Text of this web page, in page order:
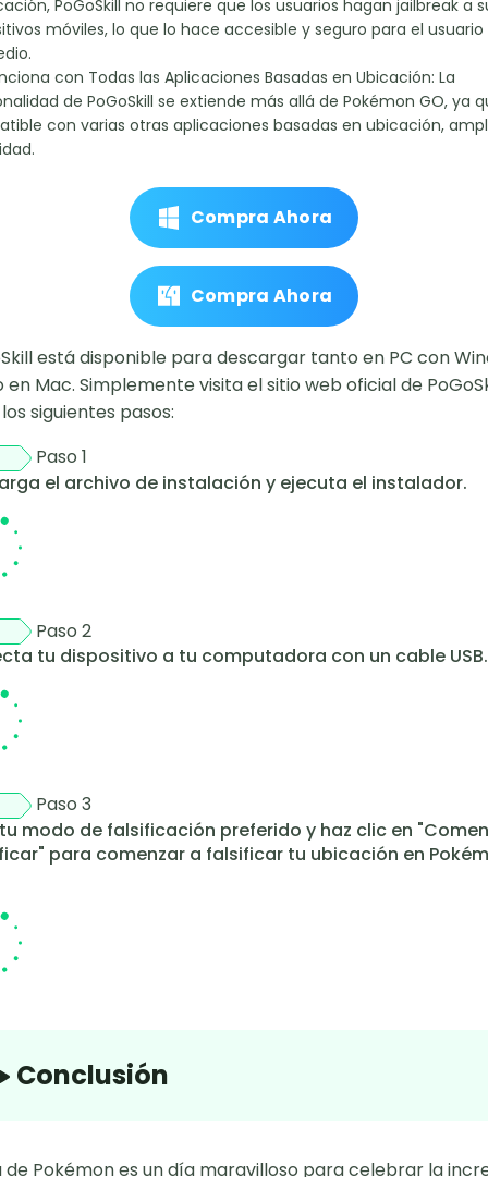
PoGoSkill no requiere que los usuarios hagan jailbreak a
móviles, lo que lo hace accesible y seguro para el usuario
con Todas las Aplicaciones Basadas en Ubicación: La
de PoGoSkill se extiende más allá de Pokémon GO, ya
con varias otras aplicaciones basadas en ubicación,
Compra Ahora
Compra Ahora
está disponible para descargar tanto en PC con
en Mac. Simplemente visita el sitio web oficial de
siguientes pasos:
Paso 1
el archivo de instalación y ejecuta el instalador.
Paso 2
tu dispositivo a tu computadora con un cable USB.
Paso 3
modo de falsificación preferido y haz clic en
para comenzar a falsificar tu ubicación en
Conclusión
de Pokémon es un día maravilloso para celebrar la